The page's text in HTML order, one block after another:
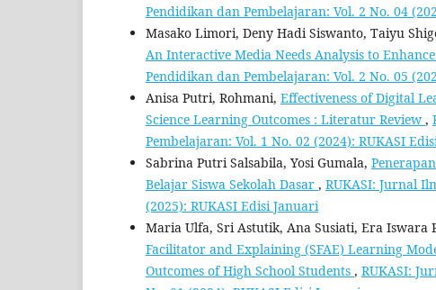
Pendidikan dan Pembelajaran: Vol. 2 No. 04
Masako Limori, Deny Hadi Siswanto, Taiyu
An Interactive Media Needs Analysis to
Pendidikan dan Pembelajaran: Vol. 2 No. 05
Anisa Putri, Rohmani, Effectiveness of Digital
Science Learning Outcomes : Literatur Review ,
Pembelajaran: Vol. 1 No. 02 (2024): RUKASI
Sabrina Putri Salsabila, Yosi Gumala,
Belajar Siswa Sekolah Dasar , RUKASI: Jurnal
(2025): RUKASI Edisi Januari
Maria Ulfa, Sri Astutik, Ana Susiati, Era Iswara
Facilitator and Explaining (SFAE) Learning
Outcomes of High School Students , RUKASI: